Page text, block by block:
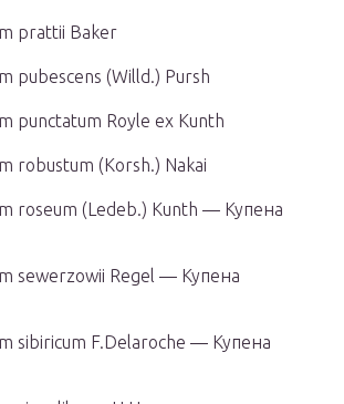
prattii Baker
pubescens (Willd.) Pursh
punctatum Royle ex Kunth
robustum (Korsh.) Nakai
roseum (Ledeb.) Kunth — Купена
sewerzowii Regel — Купена
sibiricum F.Delaroche — Купена